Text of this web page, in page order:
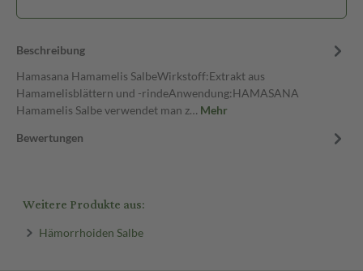
Beschreibung
Hamasana Hamamelis SalbeWirkstoff:Extrakt aus
Hamamelisblättern und -rindeAnwendung:HAMASANA
Hamamelis Salbe verwendet man z… Mehr
Bewertungen
Weitere Produkte aus:
Hämorrhoiden Salbe